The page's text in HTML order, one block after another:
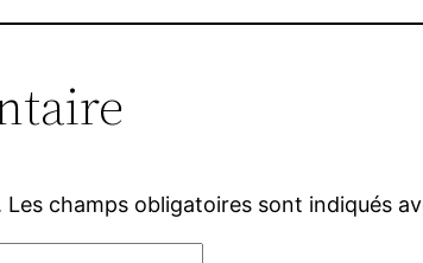
Les champs obligatoires sont indiqués